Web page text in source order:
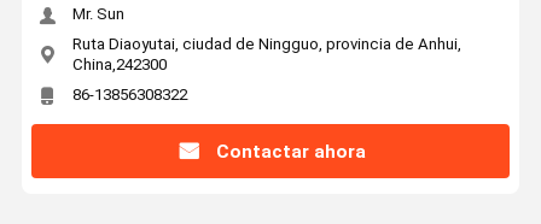
Mr. Sun
Ruta Diaoyutai, ciudad de Ningguo, provincia de Anhui,
China,242300
86-13856308322
Contactar ahora